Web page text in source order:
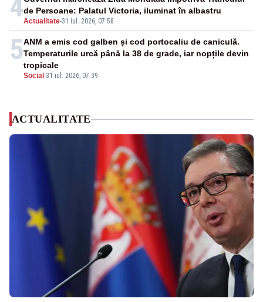
4Actualitate-31 iul. 2026, 07:58
de Persoane: Palatul Victoria, iluminat în albastru
5
Social -31 iul. 2026, 07:39
ANM a emis cod galben și cod portocaliu de caniculă.
Temperaturile urcă până la 38 de grade, iar nopțile devin
tropicale
ACTUALITATE